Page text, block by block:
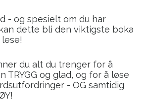
- og spesielt om du har
dette bli den viktigste boka
du alt du trenger for å
TRYGG og glad, og for å løse
- OG samtidig